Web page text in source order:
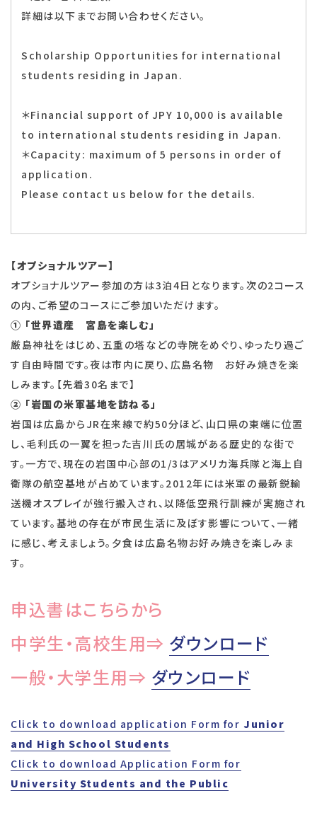
詳細は以下までお問い合わせください。
Scholarship Opportunities for international
students residing in Japan.
＊Financial support of JPY 10,000 is available
to international students residing in Japan.
＊Capacity: maximum of 5 persons in order of
application.
Please contact us below for the details.
【オプショナルツアー】
オプショナルツアー参加の方は3泊4日となります。次の2コース
の内、ご希望のコースにご参加いただけます。
① 「世界遺産 宮島を楽しむ」
厳島神社をはじめ、五重の塔などの寺院をめぐり、ゆったり過ご
す自由時間です。夜は市内に戻り、広島名物 お好み焼きを楽
しみます。【先着30名まで】
② 「岩国の米軍基地を訪ねる」
岩国は広島からJR在来線で約50分ほど、山口県の東端に位置
し、毛利氏の一翼を担った吉川氏の居城がある歴史的な街で
す。一方で、現在の岩国中心部の1/3はアメリカ海兵隊と海上自
衛隊の航空基地が占めています。2012年には米軍の最新鋭輸
送機オスプレイが強行搬入され、以降低空飛行訓練が実施され
ています。基地の存在が市民生活に及ぼす影響について、一緒
に感じ、考えましょう。夕食は広島名物お好み焼きを楽しみま
す。
申込書はこちらから
中学生・高校生用⇒ ダウンロード
一般・大学生用⇒ ダウンロード
Click to download application Form for Junior
and High School Students
Click to download Application Form for
University Students and the Public